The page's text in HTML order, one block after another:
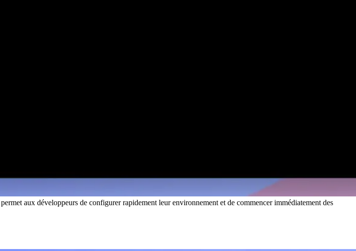
aux développeurs de configurer rapidement leur environnement et de commencer immédiatement des